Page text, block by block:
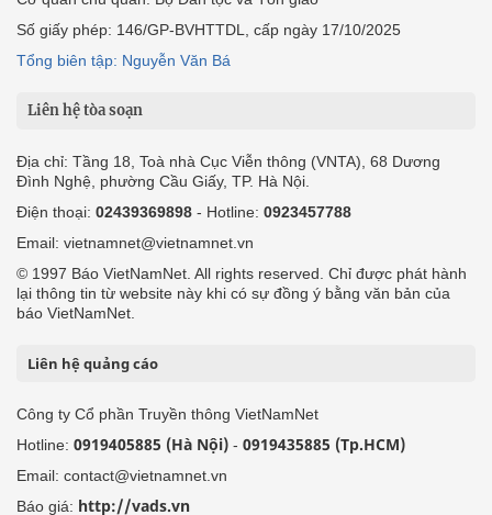
Số giấy phép: 146/GP-BVHTTDL, cấp ngày 17/10/2025
Tổng biên tập: Nguyễn Văn Bá
Liên hệ tòa soạn
Địa chỉ: Tầng 18, Toà nhà Cục Viễn thông (VNTA), 68 Dương
Đình Nghệ, phường Cầu Giấy, TP. Hà Nội.
Điện thoại: 02439369898 - Hotline: 0923457788
Email: vietnamnet@vietnamnet.vn
© 1997 Báo VietNamNet. All rights reserved. Chỉ được phát hành
lại thông tin từ website này khi có sự đồng ý bằng văn bản của
báo VietNamNet.
Liên hệ quảng cáo
Công ty Cổ phần Truyền thông VietNamNet
Hotline: 0919405885 (Hà Nội) - 0919435885 (Tp.HCM)
Email: contact@vietnamnet.vn
Báo giá: http://vads.vn